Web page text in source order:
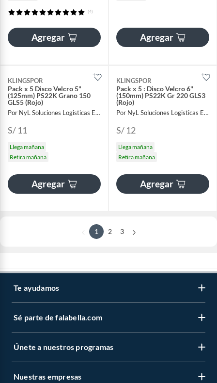
(4)
Agregar Agregar
KLINGSPOR
Pack x 5 Disco Velcro 5"
(125mm) PS22K Grano 150
GLS5 (Rojo)
Por NyL Soluciones Logisticas EIRL
S/ 11
Llega mañana
Retira mañana
Agregar
KLINGSPOR
Pack x 5 : Disco Velcro 6"
(150mm) PS22K Gr 220 GLS3
(Rojo)
Por NyL Soluciones Logisticas EIRL
S/ 12
Llega mañana
Retira mañana
Agregar
1 2 3
Te ayudamos
Sé parte de falabella.com
Únete a nuestros programas
Nuestras empresas